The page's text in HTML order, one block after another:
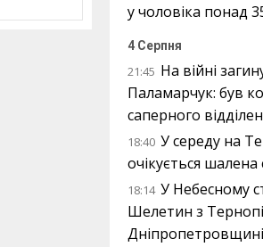
у чоловіка понад
4 Серпня
21:45 На війні
Паламарчук: був
саперного
18:40 У середу на
очікується шалена
18:14 У Небесному
Шелетин з
Дніпропетровщині